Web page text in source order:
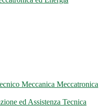
Meccanica Meccatronica
ed Assistenza Tecnica